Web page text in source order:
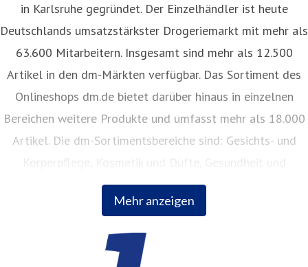
Mehr anzeigen
in Karlsruhe gegründet. Der Einzelhändler ist heute
Deutschlands umsatzstärkster Drogeriemarkt mit mehr als
63.600 Mitarbeitern. Insgesamt sind mehr als 12.500
Artikel in den dm-Märkten verfügbar. Das Sortiment des
Onlineshops dm.de bietet darüber hinaus in einzelnen
Bereichen weitere Produkte und umfasst mehr als 18.000
Artikel. Die dm-Sortimentsbereiche sind: Gesichts- und
Körperpflege, Kosmetik und Düfte, Gesundheit und
Naturkost, Babynahrung, Babykleidung, Babypflege,
Haushalt, Foto, Hygieneartikel, Tiernahrung.